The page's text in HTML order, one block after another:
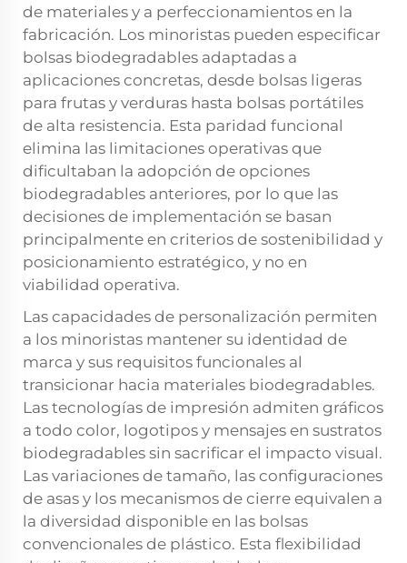
de materiales y a perfeccionamientos en la
fabricación. Los minoristas pueden especificar
bolsas biodegradables adaptadas a
aplicaciones concretas, desde bolsas ligeras
para frutas y verduras hasta bolsas portátiles
de alta resistencia. Esta paridad funcional
elimina las limitaciones operativas que
dificultaban la adopción de opciones
biodegradables anteriores, por lo que las
decisiones de implementación se basan
principalmente en criterios de sostenibilidad y
posicionamiento estratégico, y no en
viabilidad operativa.
Las capacidades de personalización permiten
a los minoristas mantener su identidad de
marca y sus requisitos funcionales al
transicionar hacia materiales biodegradables.
Las tecnologías de impresión admiten gráficos
a todo color, logotipos y mensajes en sustratos
biodegradables sin sacrificar el impacto visual.
Las variaciones de tamaño, las configuraciones
de asas y los mecanismos de cierre equivalen a
la diversidad disponible en las bolsas
convencionales de plástico. Esta flexibilidad